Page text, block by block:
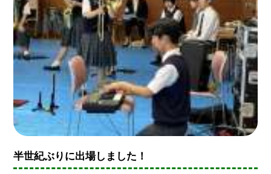
半世紀ぶりに出場しました！